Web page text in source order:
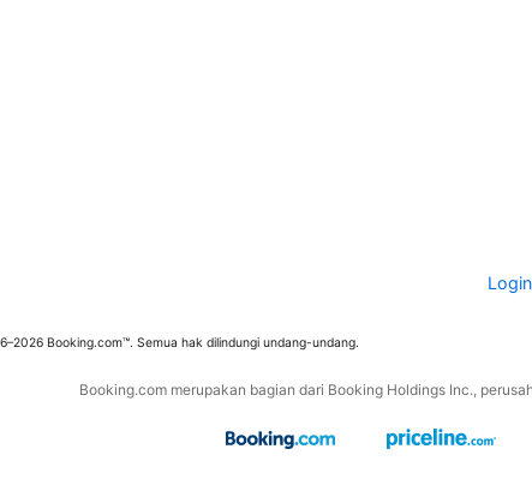
Booking.com™. Semua hak dilindungi undang-undang.
Booking.com merupakan bagian dari Booking Holdings Inc.,